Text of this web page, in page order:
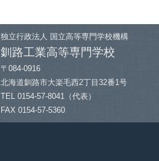
独立行政法人 国立高等専門学校機構
釧路工業高等専門学校
〒084-0916
北海道釧路市大楽毛西2丁目32番1号
TEL 0154-57-8041（代表）
FAX 0154-57-5360